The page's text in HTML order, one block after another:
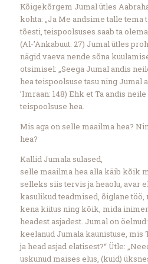
Kõigekõrgem Jumal ütles
kohta: „Ja Me andsime talle tema
tõesti, teispoolsuses saab ta
(Al-’Ankabuut: 27) Jumal ütles
nägid vaeva nende sõna
otsimisel: „Seega Jumal andis
hea teispoolsuse tasu ning Jumal
’Imraan: 148) Ehk et Ta andis
teispoolsuse hea.
Mis aga on selle maailma hea?
hea?
Kallid Jumala sulased,
selle maailma hea alla käib kõik
selleks siis tervis ja heaolu, avar
kasulikud teadmised, õiglane töö,
kena kiitus ning kõik, mida
headest asjadest. Jumal on
keelanud Jumala kaunistuse, mis
ja head asjad elatisest?“ Ütle:
uskunud maises elus, (kuid)